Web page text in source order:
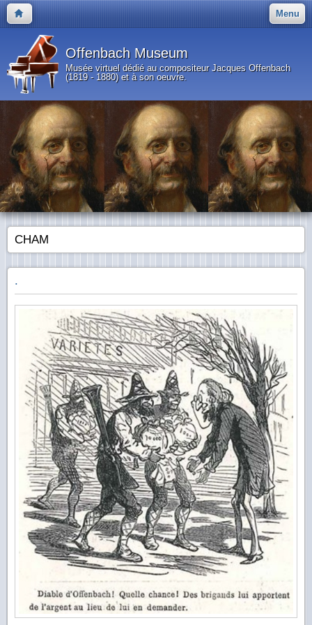
Menu
Offenbach Museum
Musée virtuel dédié au compositeur Jacques Offenbach
(1819 - 1880) et à son oeuvre.
CHAM
.